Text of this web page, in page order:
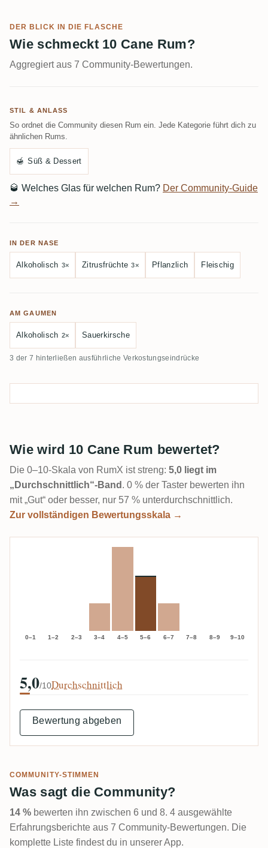
DER BLICK IN DIE FLASCHE
Wie schmeckt 10 Cane Rum?
Aggregiert aus 7 Community-Bewertungen.
STIL & ANLASS
So ordnet die Community diesen Rum ein. Jede Kategorie führt dich zu
ähnlichen Rums.
🍯 Süß & Dessert
🥃 Welches Glas für welchen Rum? Der Community-Guide
→
IN DER NASE
Alkoholisch 3× Zitrusfrüchte 3× Pflanzlich Fleischig
AM GAUMEN
Alkoholisch 2× Sauerkirsche
3 der 7 hinterließen ausführliche Verkostungseindrücke
Wie wird 10 Cane Rum bewertet?
Die 0–10-Skala von RumX ist streng: 5,0 liegt im
„Durchschnittlich“-Band . 0 % der Taster bewerten ihn
mit „Gut“ oder besser, nur 57 % unterdurchschnittlich.
Zur vollständigen Bewertungsskala →
0–1 1–2 2–3 3–4 4–5 5–6 6–7 7–8 8–9 9–10
5,0/10Durchschnittlich
Bewertung abgeben
COMMUNITY-STIMMEN
Was sagt die Community?
14 % bewerten ihn zwischen 6 und 8. 4 ausgewählte
Erfahrungsberichte aus 7 Community-Bewertungen. Die
komplette Liste findest du in unserer App.